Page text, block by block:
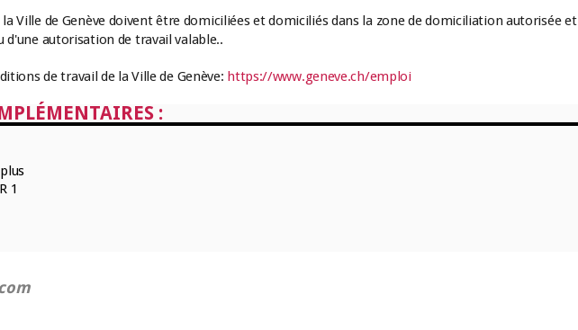
Ville de Genève doivent être domiciliées et domiciliés dans la zone de domiciliation autorisée et
d'une autorisation de travail valable..
de travail de la Ville de Genève: https://www.geneve.ch/emploi
:
1